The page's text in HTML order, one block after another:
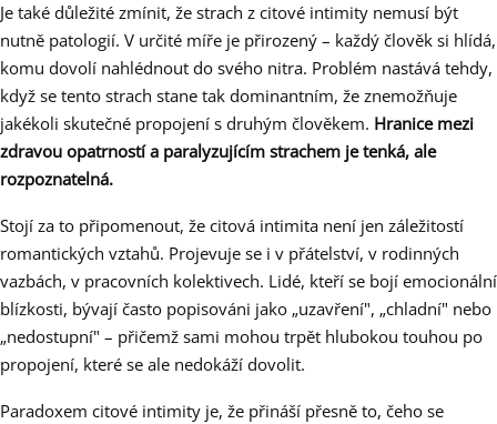
Je také důležité zmínit, že strach z citové intimity nemusí být
nutně patologií. V určité míře je přirozený – každý člověk si hlídá,
komu dovolí nahlédnout do svého nitra. Problém nastává tehdy,
když se tento strach stane tak dominantním, že znemožňuje
jakékoli skutečné propojení s druhým člověkem. Hranice mezi
zdravou opatrností a paralyzujícím strachem je tenká, ale
rozpoznatelná.
Stojí za to připomenout, že citová intimita není jen záležitostí
romantických vztahů. Projevuje se i v přátelství, v rodinných
vazbách, v pracovních kolektivech. Lidé, kteří se bojí emocionální
blízkosti, bývají často popisováni jako „uzavření", „chladní" nebo
„nedostupní" – přičemž sami mohou trpět hlubokou touhou po
propojení, které se ale nedokáží dovolit.
Paradoxem citové intimity je, že přináší přesně to, čeho se